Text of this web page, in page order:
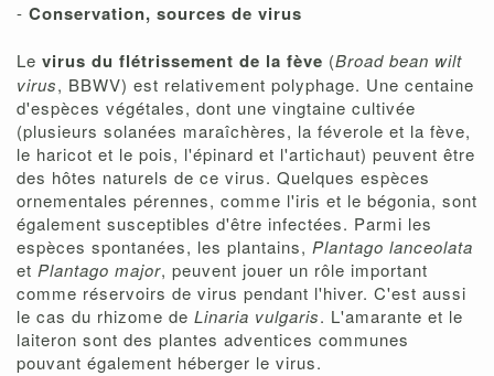
- Conservation, sources de virus
Le virus du flétrissement de la fève (Broad bean wilt
virus, BBWV) est relativement polyphage. Une centaine
d'espèces végétales, dont une vingtaine cultivée
(plusieurs solanées maraîchères, la féverole et la fève,
le haricot et le pois, l'épinard et l'artichaut) peuvent être
des hôtes naturels de ce virus. Quelques espèces
ornementales pérennes, comme l'iris et le bégonia, sont
également susceptibles d'être infectées. Parmi les
espèces spontanées, les plantains, Plantago lanceolata
et Plantago major, peuvent jouer un rôle important
comme réservoirs de virus pendant l'hiver. C'est aussi
le cas du rhizome de Linaria vulgaris. L'amarante et le
laiteron sont des plantes adventices communes
pouvant également héberger le virus.